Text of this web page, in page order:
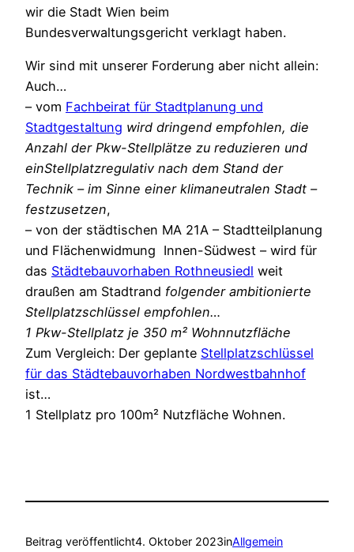
wir die Stadt Wien beim
Bundesverwaltungsgericht verklagt haben.
Wir sind mit unserer Forderung aber nicht allein:
Auch…
– vom Fachbeirat für Stadtplanung und
Stadtgestaltung wird dringend empfohlen, die
Anzahl der Pkw-Stellplätze zu reduzieren und
einStellplatzregulativ nach dem Stand der
Technik – im Sinne einer klimaneutralen Stadt –
festzusetzen,
– von der städtischen MA 21A – Stadtteilplanung
und Flächenwidmung Innen-Südwest – wird für
das Städtebauvorhaben Rothneusiedl weit
draußen am Stadtrand folgender ambitionierte
Stellplatzschlüssel empfohlen…
1 Pkw-Stellplatz je 350 m² Wohnnutzfläche
Zum Vergleich: Der geplante Stellplatzschlüssel
für das Städtebauvorhaben Nordwestbahnhof
ist…
1 Stellplatz pro 100m² Nutzfläche Wohnen.
Beitrag veröffentlicht4. Oktober 2023inAllgemein